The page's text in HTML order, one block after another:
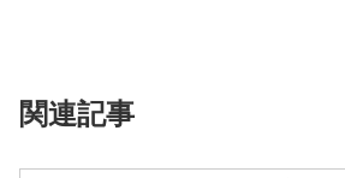
関連記事